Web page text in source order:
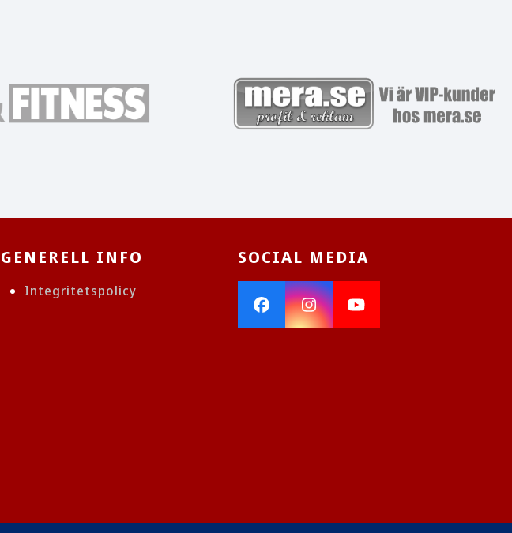
GENERELL INFO
Integritetspolicy
SOCIAL MEDIA
FacebookInstagramYouTube